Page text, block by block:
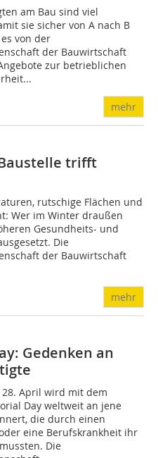
am Bau sind viel
sie sicher von A nach B
von der
der Bauwirtschaft
zur betrieblichen
mehr
trifft
rutschige Flächen und
Wer im Winter draußen
Gesundheits- und
Die
der Bauwirtschaft
mehr
Gedenken an
28. April wird mit dem
Day weltweit an jene
die durch einen
eine Berufskrankheit ihr
Die